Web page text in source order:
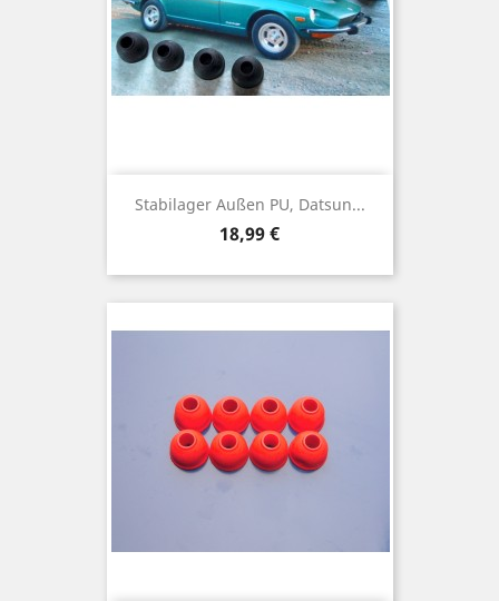
Stabilager Außen PU, Datsun...
Preis
18,99 €